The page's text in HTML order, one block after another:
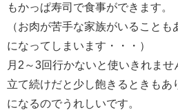
もかっぱ寿司で食事ができます。
（お肉が苦手な家族がいることも
になってしまいます・・・）
月2～3回行かないと使いきれませ
立て続けだと少し飽きるときもあ
になるのでうれしいです。